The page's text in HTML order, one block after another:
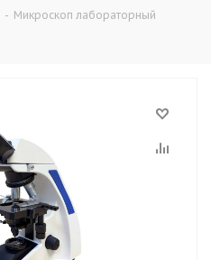
- Микроскоп лабораторный